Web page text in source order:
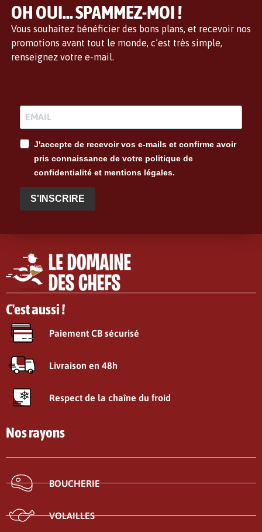
OH OUI... SPAMMEZ-MOI !
Vous souhaitez bénéficier des bons plans, et recevoir nos
promotions avant tout le monde, c’est très simple,
renseignez votre e-mail.
J'accepte de recevoir vos e-mails et confirme avoir
pris connaissance de votre politique de
confidentialité et mentions légales.
S'INSCRIRE
C'est aussi !
Paiement CB sécurisé
Livraison en 48h
Respect de la chaîne du froid
Nos rayons
BOUCHERIE
VOLAILLES